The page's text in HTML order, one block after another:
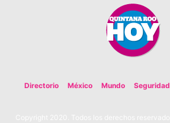
Directorio México Mundo Seguridad